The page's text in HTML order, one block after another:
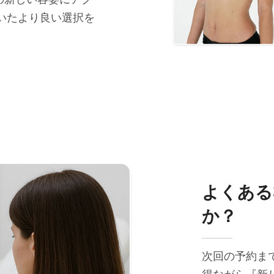
たより良い選択を
よくあ
か？
次回の予約ま